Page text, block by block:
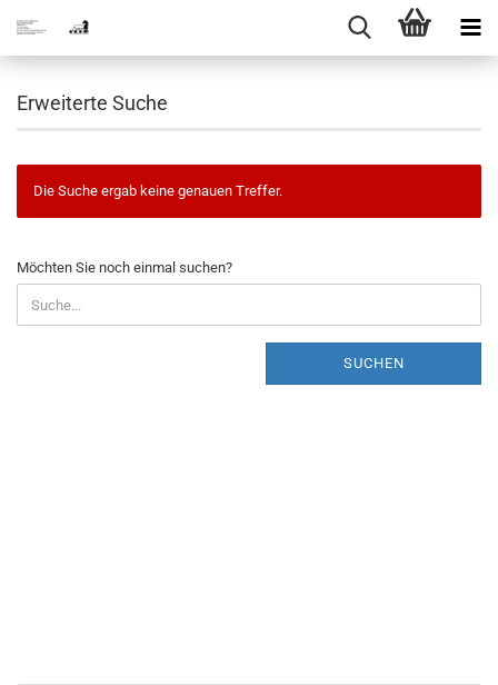
Erweiterte Suche
Die Suche ergab keine genauen Treffer.
MÖCHTEN
SIE
NOCH
EINMAL
Möchten Sie noch einmal suchen?
SUCHEN